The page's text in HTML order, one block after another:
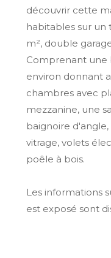
découvrir cette
habitables sur un
m², double
Comprenant une
environ donnant
chambres avec
mezzanine, une
baignoire
vitrage, volets
poêle à bois.
Les informations
est exposé sont